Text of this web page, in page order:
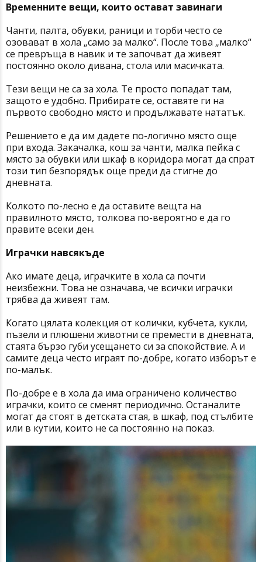
Временните вещи, които остават завинаги
Чанти, палта, обувки, раници и торби често се
озовават в хола „само за малко“. После това „малко“
се превръща в навик и те започват да живеят
постоянно около дивана, стола или масичката.
Тези вещи не са за хола. Те просто попадат там,
защото е удобно. Прибирате се, оставяте ги на
първото свободно място и продължавате нататък.
Решението е да им дадете по-логично място още
при входа. Закачалка, кош за чанти, малка пейка с
място за обувки или шкаф в коридора могат да спрат
този тип безпорядък още преди да стигне до
дневната.
Колкото по-лесно е да оставите вещта на
правилното място, толкова по-вероятно е да го
правите всеки ден.
Играчки навсякъде
Ако имате деца, играчките в хола са почти
неизбежни. Това не означава, че всички играчки
трябва да живеят там.
Когато цялата колекция от колички, кубчета, кукли,
пъзели и плюшени животни се премести в дневната,
стаята бързо губи усещането си за спокойствие. А и
самите деца често играят по-добре, когато изборът е
по-малък.
По-добре е в хола да има ограничено количество
играчки, които се сменят периодично. Останалите
могат да стоят в детската стая, в шкаф, под стълбите
или в кутии, които не са постоянно на показ.